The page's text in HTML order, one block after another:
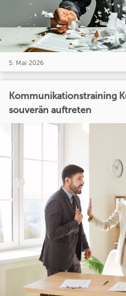
5. Mai 2026
Kommunikationstraining
souverän auftreten